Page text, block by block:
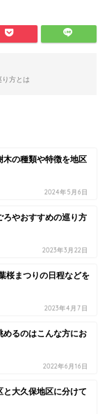
り方とは
木の種類や特徴を地区
2024年5月6日
ろやおすすめの巡り方
2023年3月22日
桜まつりの日程などを
2023年4月7日
めるのはこんな方にお
2022年6月16日
と大久保地区に分けて